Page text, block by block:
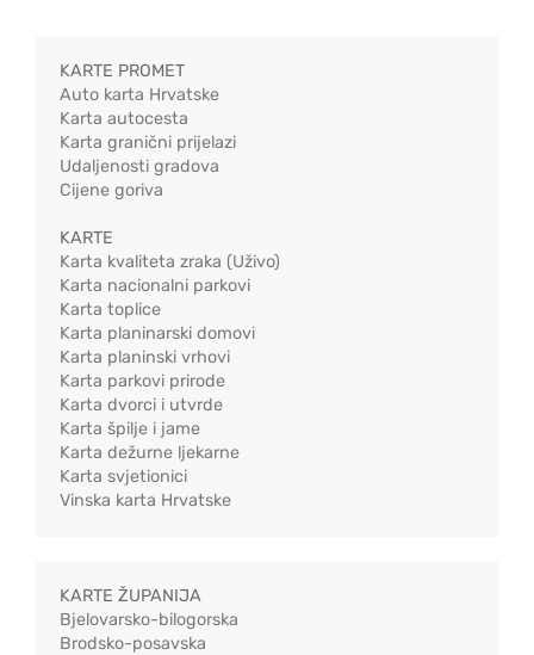
KARTE PROMET
Auto karta Hrvatske
Karta autocesta
Karta granični prijelazi
Udaljenosti gradova
Cijene goriva
KARTE
Karta kvaliteta zraka (Uživo)
Karta nacionalni parkovi
Karta toplice
Karta planinarski domovi
Karta planinski vrhovi
Karta parkovi prirode
Karta dvorci i utvrde
Karta špilje i jame
Karta dežurne ljekarne
Karta svjetionici
Vinska karta Hrvatske
KARTE ŽUPANIJA
Bjelovarsko-bilogorska
Brodsko-posavska